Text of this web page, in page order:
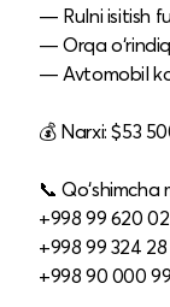
— Rulni isitish
— Orqa
— Avtomobil
💰 Narxi: $53
📞 Qo‘shimcha
+998 99 620
+998 99 324
+998 90 000